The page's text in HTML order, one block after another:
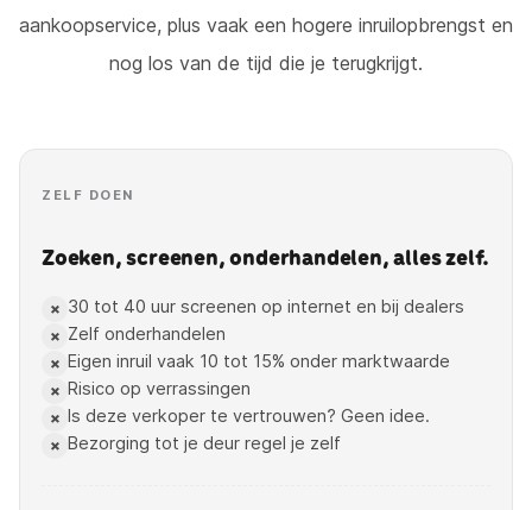
aankoopservice, plus vaak een hogere inruilopbrengst en
nog los van de tijd die je terugkrijgt.
ZELF DOEN
Zoeken, screenen, onderhandelen, alles zelf.
× 30 tot 40 uur screenen op internet en bij dealers
× Zelf onderhandelen
× Eigen inruil vaak 10 tot 15% onder marktwaarde
× Risico op verrassingen
× Is deze verkoper te vertrouwen? Geen idee.
× Bezorging tot je deur regel je zelf